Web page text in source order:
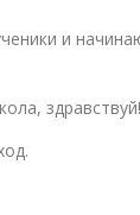
и
здравствуй!